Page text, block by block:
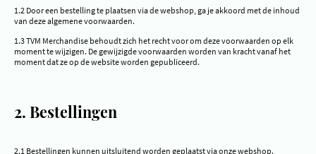
1.2 Door een bestelling te plaatsen via de webshop, ga je akkoord met de inhoud
van deze algemene voorwaarden.
1.3 TVM Merchandise behoudt zich het recht voor om deze voorwaarden op elk
moment te wijzigen. De gewijzigde voorwaarden worden van kracht vanaf het
moment dat ze op de website worden gepubliceerd.
2. Bestellingen
2.1 Bestellingen kunnen uitsluitend worden geplaatst via onze webshop.